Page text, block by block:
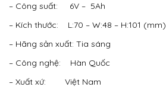
– Công suất: 6V – 5Ah
– Kích thước: L:70 – W:48 – H:101 (mm)
– Hãng sản xuất: Tia sáng
– Công nghệ: Hàn Quốc
– Xuất xứ: Việt Nam